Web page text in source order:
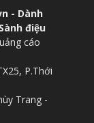
- Dành
điệu
cáo
P.Thới
Trang -